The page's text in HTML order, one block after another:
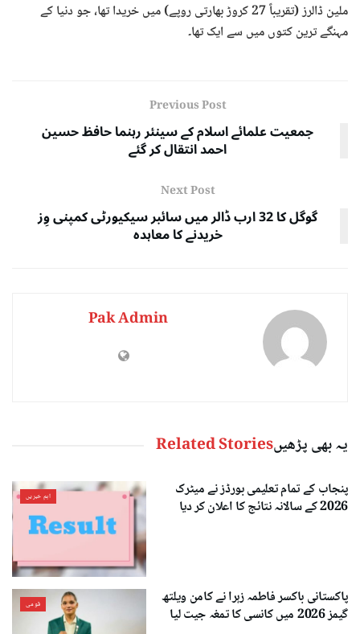
ملین ڈالرز (تقریباً 27 کروڑ بھارتی روپے) میں خریدا تھا، جو دنیا کے
مہنگے ترین کتوں میں سے ایک تھا۔
Previous Post
جمعیت علمائے اسلام کے سینئر رہنما حافظ حسین
احمد انتقال کر گئے
Next Post
گوگل کا 32 ارب ڈالر میں سائبر سیکیورٹی کمپنی وِز
خریدنے کا معاہدہ
Pak Admin
یہ بھی پڑھیںRelated Stories
اہم خبریں
پنجاب کے تمام تعلیمی بورڈز نے میٹرک
2026 کے سالانہ نتائج کا اعلان کر دیا
قومی
پاکستانی باکسر فاطمہ زہرا نے کامن ویلتھ
گیمز 2026 میں کانسی کا تمغہ جیت لیا